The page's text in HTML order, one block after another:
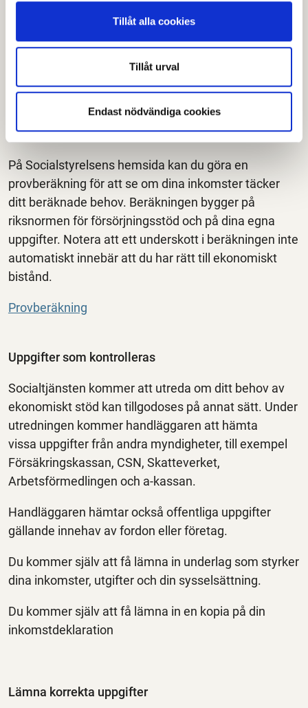
Tillåt alla cookies
Tillåt urval
Endast nödvändiga cookies
bistånd hos socialtjänsten.
Det året du fyller 20 år ska du också ansöka om
studiemedel (bidragsdelen) från CSN för dina
gymnasiestudier.
Provberäkning
På Socialstyrelsens hemsida kan du göra en
provberäkning för att se om dina inkomster täcker
ditt beräknade behov. Beräkningen bygger på
riksnormen för försörjningsstöd och på dina egna
uppgifter. Notera att ett underskott i beräkningen inte
automatiskt innebär att du har rätt till ekonomiskt
bistånd.
Provberäkning
Uppgifter som kontrolleras
Socialtjänsten kommer att utreda om ditt behov av
ekonomiskt stöd kan tillgodoses på annat sätt. Under
utredningen kommer handläggaren att hämta
vissa uppgifter från andra myndigheter, till exempel
Försäkringskassan, CSN, Skatteverket,
Arbetsförmedlingen och a-kassan.
Handläggaren hämtar också offentliga uppgifter
gällande innehav av fordon eller företag.
Du kommer själv att få lämna in underlag som styrker
dina inkomster, utgifter och din sysselsättning.
Du kommer själv att få lämna in en kopia på din
inkomstdeklaration
Lämna korrekta uppgifter